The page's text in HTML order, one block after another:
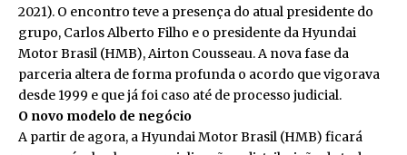
2021). O encontro teve a presença do atual presidente do
grupo, Carlos Alberto Filho e o presidente da Hyundai
Motor Brasil (HMB), Airton Cousseau. A nova fase da
parceria altera de forma profunda o acordo que vigorava
desde 1999 e que já foi caso até de processo judicial.
O novo modelo de negócio
A partir de agora, a Hyundai Motor Brasil (HMB) ficará